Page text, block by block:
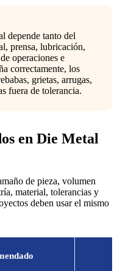
depende tanto del
prensa, lubricación,
operaciones e
correctamente, los
grietas, arrugas,
fuera de tolerancia.
en Die Metal
de pieza, volumen
material, tolerancias y
deben usar el mismo